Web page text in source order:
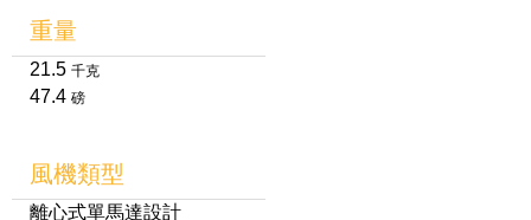
重量
21.5 千克
47.4 磅
風機類型
離心式單馬達設計